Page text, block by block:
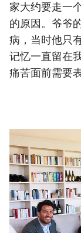
家大约要走一
的原因。爷爷
病，当时他只
记忆一直留在
痛苦面前需要